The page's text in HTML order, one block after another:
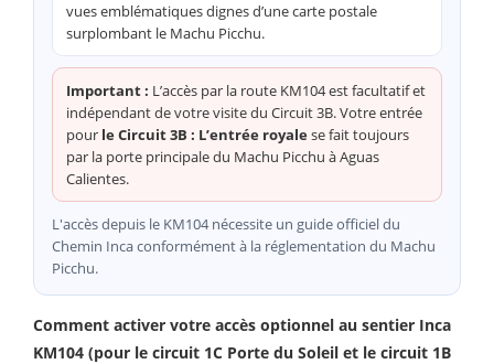
vues emblématiques dignes d’une carte postale
surplombant le Machu Picchu.
Important : L’accès par la route KM104 est facultatif et
indépendant de votre visite du Circuit 3B. Votre entrée
pour le Circuit 3B : L’entrée royalese fait toujours
par la porte principale du Machu Picchu à Aguas
Calientes.
L'accès depuis le KM104 nécessite un guide officiel du
Chemin Inca conformément à la réglementation du Machu
Picchu.
Comment activer votre accès optionnel au sentier Inca
KM104 (pour le circuit 1C Porte du Soleil et le circuit 1B